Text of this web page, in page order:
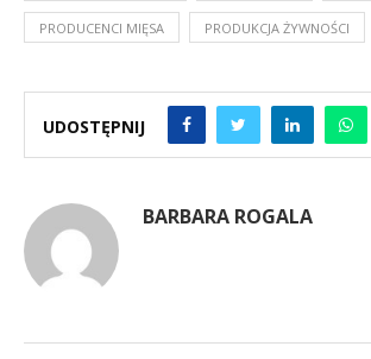
PRODUCENCI MIĘSA PRODUKCJA ŻYWNOŚCI
UDOSTĘPNIJ
BARBARA ROGALA